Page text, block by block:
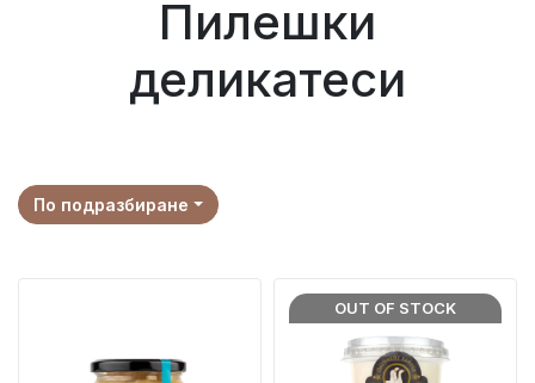
Пилешки
деликатеси
По подразбиране
OUT OF STOCK